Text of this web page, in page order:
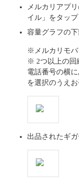
メルカリアプ
イル」をタッ
容量グラフの
※メルカリモバ
※ 2つ以上の回
電話番号の横
を選択のうえ
出品されたギ